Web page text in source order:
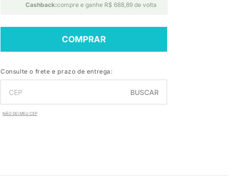
Cashback:compre e ganhe R$ 688,89 de volta
COMPRAR
Consulte o frete e prazo de entrega:
BUSCAR
NÃO SEI MEU CEP